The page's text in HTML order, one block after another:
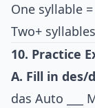
One syllable
Two+
10. Practice
A. Fill in des/
das Auto ___